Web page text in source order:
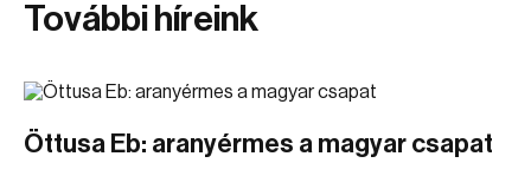
További híreink
Öttusa Eb: aranyérmes a magyar csapat